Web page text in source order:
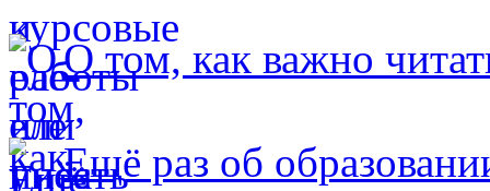
О том, как важно
Ещё раз об